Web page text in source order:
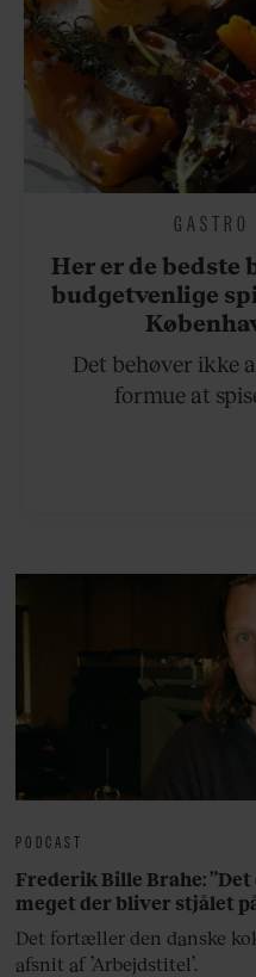
GASTRO
Her er de bedste
budgetvenlige
Det behøver ikke
formue at
PODCAST
Frederik Bille Brahe:
meget der bliver stjålet
Det fortæller den danske
afsnit af ’Arbejdstitel’.